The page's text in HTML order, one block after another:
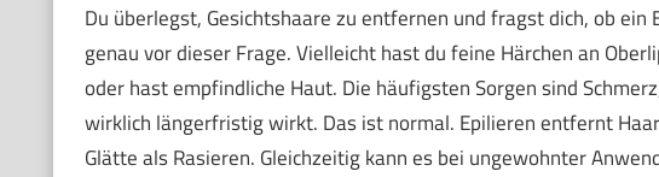
Du überlegst, Gesichtshaare zu entfernen und fragst dich, ob
genau vor dieser Frage. Vielleicht hast du feine Härchen an
oder hast empfindliche Haut. Die häufigsten Sorgen sind
wirklich längerfristig wirkt. Das ist normal. Epilieren entfernt
Glätte als Rasieren. Gleichzeitig kann es bei ungewohnter